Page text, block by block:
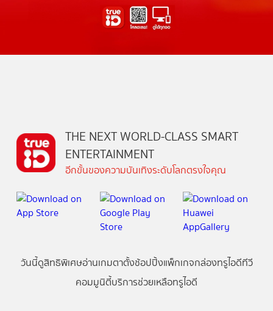
THE NEXT WORLD-CLASS SMART
ENTERTAINMENT
อีกขั้นของความบันเทิงระดับโลกตรงใจคุณ
วันนี้ดูสิทธิพิเศษอ่านเกมตาตั้งช้อปปิ้งแพ็กเกจกล่องทรูไอดีทีวี
คอมมูนิตี้บริการช่วยเหลือทรูไอดี